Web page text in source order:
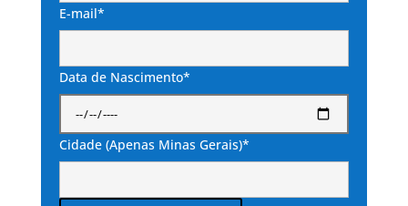
E-mail*
Data de Nascimento*
Cidade (Apenas Minas Gerais)*